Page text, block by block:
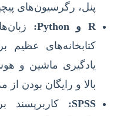
پنل، رگرسیون‌های
R و Python:
کتابخانه‌های عظیم
یادگیری ماشین و
بالا و رایگان بودن از
SPSS:
کاربرپسند